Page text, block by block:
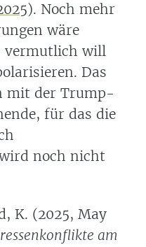
). Noch mehr
wäre
vermutlich will
Das
mit der Trump-
für das die
noch nicht
K. (2025, May
am